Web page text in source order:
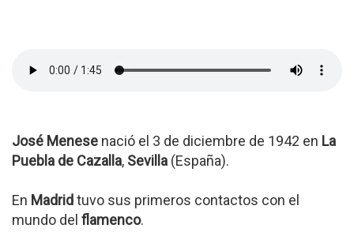
José Menese nació el 3 de diciembre de 1942 en La
Puebla de Cazalla, Sevilla (España).
En Madridtuvo sus primeros contactos con el
mundo del flamenco.